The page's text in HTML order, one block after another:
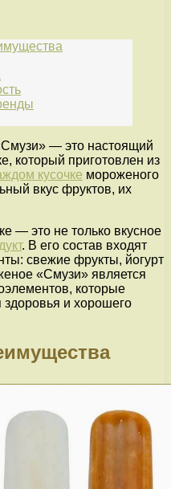
— это настоящий
который приготовлен из
кусочке мороженого
вкус фруктов, их
— это не только вкусное
. В его состав входят
свежие фрукты, йогурт
«Смузи» является
которые
и хорошего